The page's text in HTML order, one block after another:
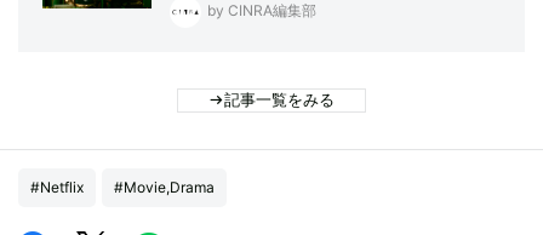
by CINRA編集部
記事一覧をみる
#Netflix #Movie,Drama